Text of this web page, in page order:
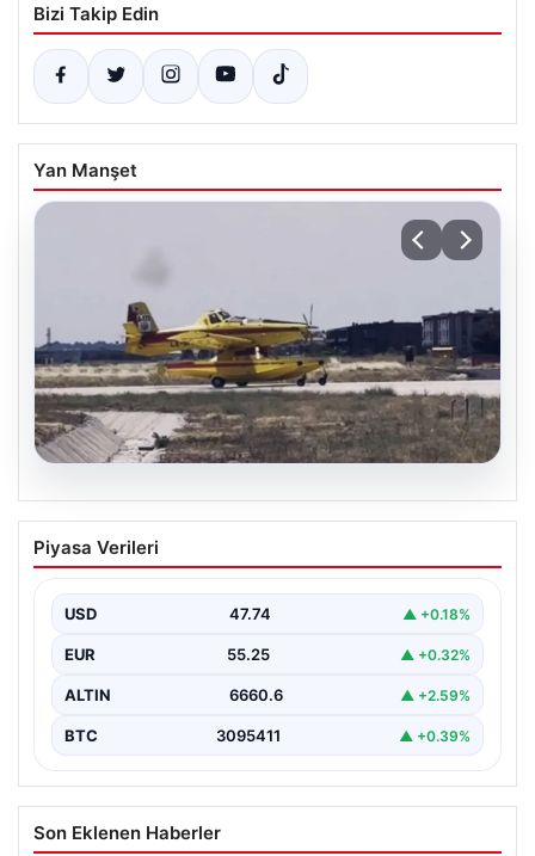
Bizi Takip Edin
Yan Manşet
06.08.2026
Yangın Söndürme Görevinden Dönen 4
Uçak Türkiye’ye Geldi
Akdeniz ülkelerini etkisi altına alan orman yangınlarıyla
mücadele…
Piyasa Verileri
USD 47.74 ▲ +0.18%
EUR 55.25 ▲ +0.32%
ALTIN 6660.6 ▲ +2.59%
BTC 3095411 ▲ +0.39%
Son Eklenen Haberler